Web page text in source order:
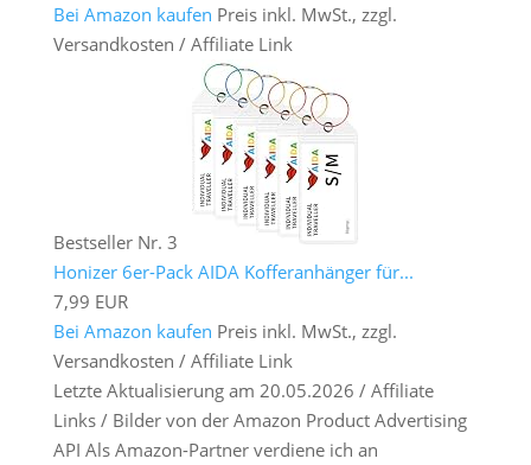
Bei Amazon kaufen Preis inkl. MwSt., zzgl.
Versandkosten / Affiliate Link
Bestseller Nr. 3
Honizer 6er-Pack AIDA Kofferanhänger für...
7,99 EUR
Bei Amazon kaufen Preis inkl. MwSt., zzgl.
Versandkosten / Affiliate Link
Letzte Aktualisierung am 20.05.2026 / Affiliate
Links / Bilder von der Amazon Product Advertising
API Als Amazon-Partner verdiene ich an